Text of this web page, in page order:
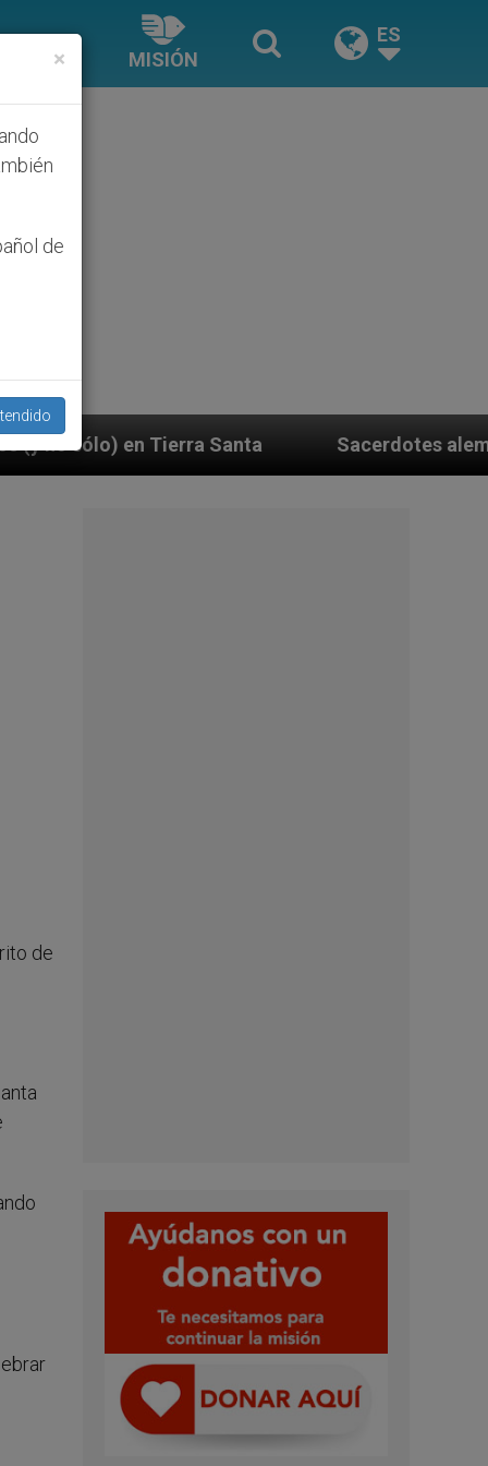
MISIÓN
ES
Sacerdotes alemanes fieles al Papa
de
×
de